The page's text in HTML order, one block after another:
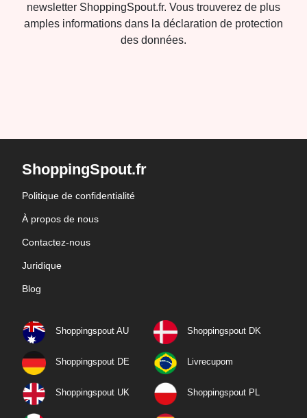
newsletter ShoppingSpout.fr. Vous trouverez de plus
amples informations dans la déclaration de protection
des données.
ShoppingSpout.fr
Politique de confidentialité
À propos de nous
Contactez-nous
Juridique
Blog
Shoppingspout AU Shoppingspout DK
Shoppingspout DE Livrecupom
Shoppingspout UK Shoppingspout PL